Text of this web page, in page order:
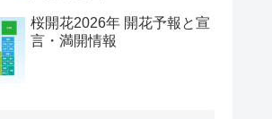
桜開花2026年 開花予報と宣
言・満開情報